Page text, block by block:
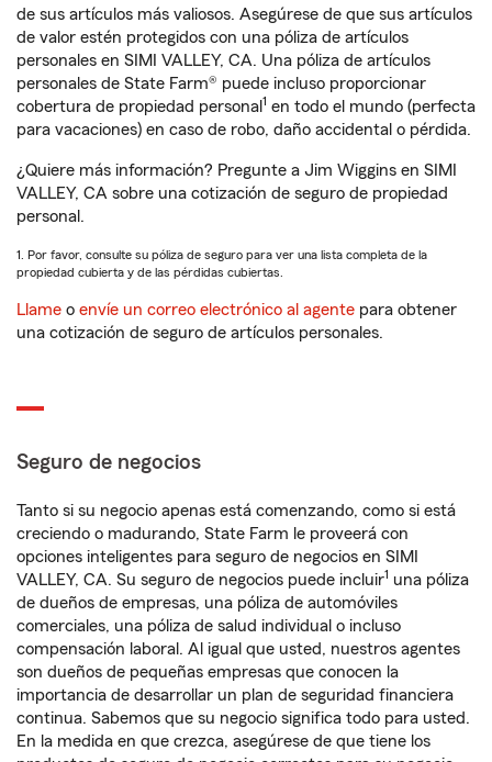
de sus artículos más valiosos. Asegúrese de que sus artículos
de valor estén protegidos con una póliza de artículos
personales en SIMI VALLEY, CA. Una póliza de artículos
personales de State Farm® puede incluso proporcionar
cobertura de propiedad personal 1 en todo el mundo (perfecta
para vacaciones) en caso de robo, daño accidental o pérdida.
¿Quiere más información? Pregunte a Jim Wiggins en SIMI
VALLEY, CA sobre una cotización de seguro de propiedad
personal.
1. Por favor, consulte su póliza de seguro para ver una lista completa de la
propiedad cubierta y de las pérdidas cubiertas.
Llame o envíe un correo electrónico al agente para obtener
una cotización de seguro de artículos personales.
Seguro de negocios
Tanto si su negocio apenas está comenzando, como si está
creciendo o madurando, State Farm le proveerá con
opciones inteligentes para seguro de negocios en SIMI
VALLEY, CA. Su seguro de negocios puede incluir1 una póliza
de dueños de empresas, una póliza de automóviles
comerciales, una póliza de salud individual o incluso
compensación laboral. Al igual que usted, nuestros agentes
son dueños de pequeñas empresas que conocen la
importancia de desarrollar un plan de seguridad financiera
continua. Sabemos que su negocio significa todo para usted.
En la medida en que crezca, asegúrese de que tiene los